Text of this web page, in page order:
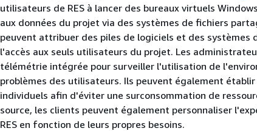
utilisateurs de RES à lancer des bureaux virtuels
aux données du projet via des systèmes de fichiers
peuvent attribuer des piles de logiciels et des systèmes
l'accès aux seuls utilisateurs du projet. Les
télémétrie intégrée pour surveiller l'utilisation de
problèmes des utilisateurs. Ils peuvent également
individuels afin d'éviter une surconsommation de
source, les clients peuvent également personnaliser
RES en fonction de leurs propres besoins.